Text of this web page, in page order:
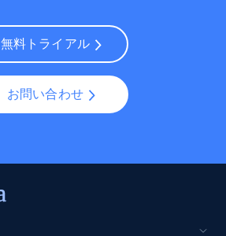
無料トライアル
お問い合わせ